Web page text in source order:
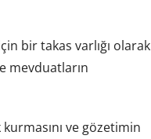
bir takas varlığı olarak
mevduatların
ve gözetimin